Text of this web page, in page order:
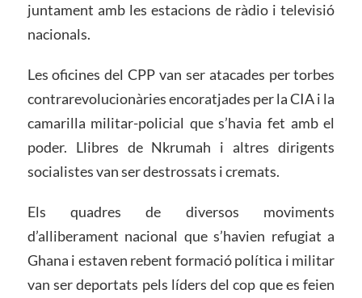
juntament amb les estacions de ràdio i televisió
nacionals.
Les oficines del CPP van ser atacades per torbes
contrarevolucionàries encoratjades per la CIA i la
camarilla militar-policial que s’havia fet amb el
poder. Llibres de Nkrumah i altres dirigents
socialistes van ser destrossats i cremats.
Els quadres de diversos moviments
d’alliberament nacional que s’havien refugiat a
Ghana i estaven rebent formació política i militar
van ser deportats pels líders del cop que es feien